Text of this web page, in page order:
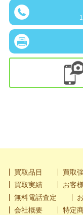
買取品目 買取
買取実績
お客
無料電話査定
会社概要
特定